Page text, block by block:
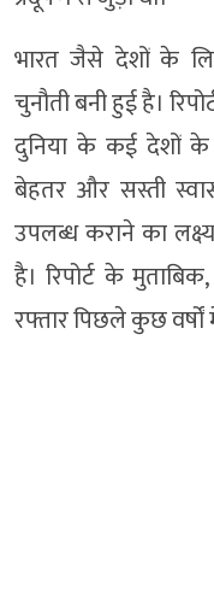
भारत जैसे देशों के
चुनौती बनी हुई है।
दुनिया के कई देशों के
बेहतर और सस्ती
उपलब्ध कराने का
है। रिपोर्ट के
रफ्तार पिछले कुछ